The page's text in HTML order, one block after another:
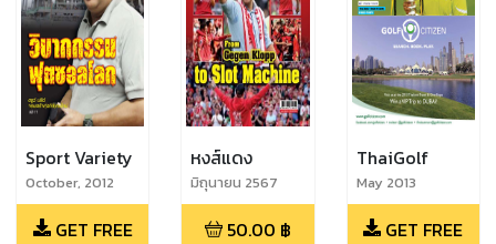
Sport Variety
October, 2012
GET FREE
หงส์แดง
มิถุนายน 2567
50.00 ฿
ThaiGolf
May 2013
GET FREE